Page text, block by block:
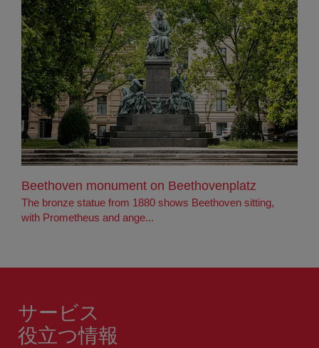
Beethoven monument on Beethovenplatz
The bronze statue from 1880 shows Beethoven sitting,
with Prometheus and ange...
サービス
役立つ情報